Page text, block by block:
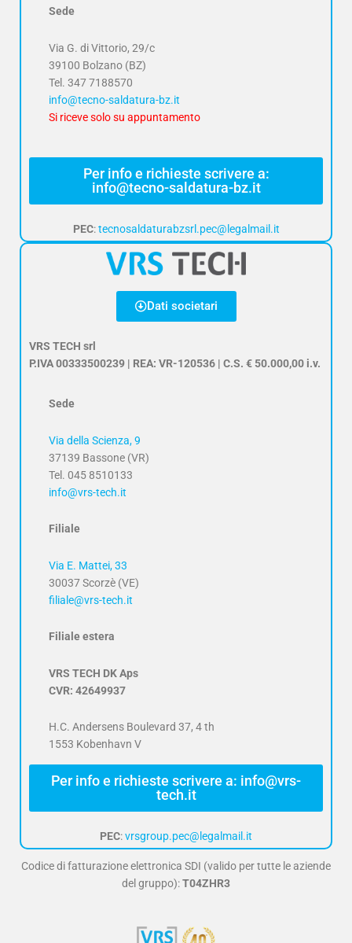
Sede
Via G. di Vittorio, 29/c
39100 Bolzano (BZ)
Tel. 347 7188570
info@tecno-saldatura-bz.it
Si riceve solo su appuntamento
Per info e richieste scrivere a:
info@tecno-saldatura-bz.it
PEC:tecnosaldaturabzsrl.pec@legalmail.it
Dati societari
VRS TECH srl
P.IVA 00333500239 | REA: VR-120536 | C.S. € 50.000,00 i.v.
Sede
Via della Scienza, 9
37139 Bassone (VR)
Tel. 045 8510133
info@vrs-tech.it
Filiale
Via E. Mattei, 33
30037 Scorzè (VE)
filiale@vrs-tech.it
Filiale estera
VRS TECH DK Aps
CVR: 42649937
H.C. Andersens Boulevard 37, 4 th
1553 Kobenhavn V
Per info e richieste scrivere a: info@vrs-
tech.it
PEC:vrsgroup.pec@legalmail.it
Codice di fatturazione elettronica SDI (valido per tutte le aziende
del gruppo):T04ZHR3